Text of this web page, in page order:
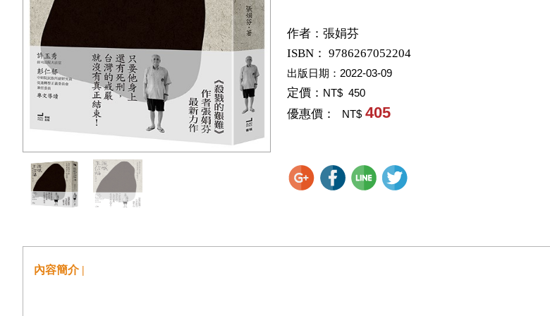
作者： 張娟芬
ISBN： 9786267052204
出版日期： 2022-03-09
定價： NT$ 450
優惠價： NT$ 405
內容簡介 |